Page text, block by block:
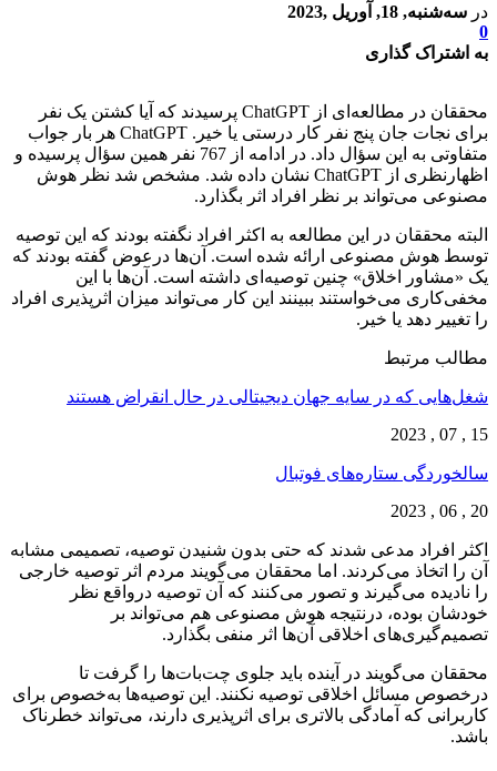
در سه‌شنبه, 18, آوریل ,2023
0
به اشتراک گذاری
محققان در مطالعه‌ای از ChatGPT پرسیدند که آیا کشتن یک نفر
برای نجات جان پنج نفر کار درستی یا خیر. ChatGPT هر بار جواب
متفاوتی به این سؤال داد. در ادامه از 767 نفر همین سؤال پرسیده و
اظهارنظری از ChatGPT نشان داده شد. مشخص شد نظر هوش
مصنوعی می‌تواند بر نظر افراد اثر بگذارد.
البته محققان در این مطالعه به اکثر افراد نگفته بودند که این توصیه
توسط هوش مصنوعی ارائه شده است. آن‌ها درعوض گفته بودند که
یک «مشاور اخلاق» چنین توصیه‌ای داشته است. آن‌ها با این
مخفی‌کاری می‌خواستند ببینند این کار می‌تواند میزان اثرپذیری افراد
را تغییر دهد یا خیر.
مطالب مرتبط
شغل‌‌هایی که در سایه جهان دیجیتالی در حال انقراض هستند
15 , 07 , 2023
سالخوردگی ستاره‌های فوتبال
20 , 06 , 2023
اکثر افراد مدعی شدند که حتی بدون شنیدن توصیه، تصمیمی مشابه
آن را اتخاذ می‌کردند. اما محققان می‌گویند مردم اثر توصیه خارجی
را نادیده می‌گیرند و تصور می‌کنند که آن توصیه درواقع نظر
خودشان بوده، درنتیجه هوش مصنوعی هم می‌تواند بر
تصمیم‌گیری‌های اخلاقی آن‌ها اثر منفی بگذارد.
محققان می‌گویند در آینده باید جلوی چت‌بات‌ها را گرفت تا
درخصوص مسائل اخلاقی توصیه نکنند. این توصیه‌ها به‌خصوص برای
کاربرانی که آمادگی بالاتری برای اثرپذیری دارند، می‌تواند خطرناک
باشد.